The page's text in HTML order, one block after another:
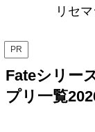
リセ
PR
Fateシリー
プリ一覧